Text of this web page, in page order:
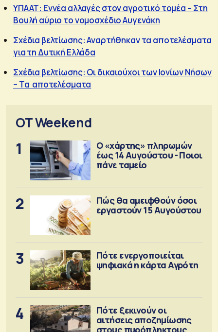
ΥΠΑΑΤ: Εννέα αλλαγές στον αγροτικό τομέα – Στη
Βουλή αύριο το νομοσχέδιο Αυγενάκη
Σχέδια βελτίωσης: Αναρτήθηκαν τα αποτελέσματα
για τη Δυτική Ελλάδα
Σχέδια βελτίωσης: Οι δικαιούχοι των Ιονίων Νήσων
– Τα αποτελέσματα
OT Weekend
1
Ο «χάρτης» πληρωμών
έως 14 Αυγούστου - Ποιοι
πάνε ταμείο
2
Πώς θα αμειφθούν όσοι
εργαστούν 15 Αυγούστου
3
Πότε ενεργοποιείται
ψηφιακά η κάρτα Αγρότη
4
Πότε ξεκινούν οι
αιτήσεις αποζημίωσης
στους πυρόπληκτους